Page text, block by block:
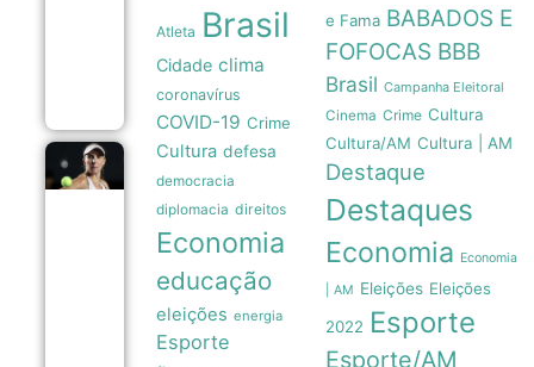
intensidade
furacões
08/08
Haddad
Maia
anuncia
pausa
carreira
afasta-
se das
quadras
Atleta Brasil
Cidade clima
coronavírus
COVID-19 Crime
Cultura defesa
democracia
diplomacia direitos
Economia
educação
eleições energia
Esporte
e Fama BABADOS E
FOFOCAS BBB
Brasil Campanha Eleitoral
Cinema Crime Cultura
Cultura/AM Cultura | AM
Destaque
Destaques
Economia Economia
| AM Eleições Eleições
2022 Esporte
Esporte/AM